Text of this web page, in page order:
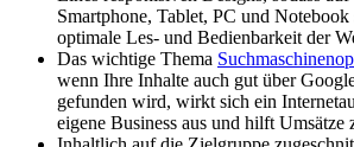
Smartphone, Tablet, PC und
optimale Les- und Bedienbarkeit der
Das wichtige Thema
wenn Ihre Inhalte auch gut über
gefunden wird, wirkt sich ein
eigene Business aus und hilft Umsätze